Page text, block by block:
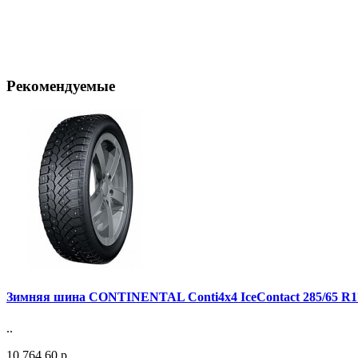
Рекомендуемые
Зимняя шина CONTINENTAL Conti4x4 IceContact 285/65
..
10 764.60 р.